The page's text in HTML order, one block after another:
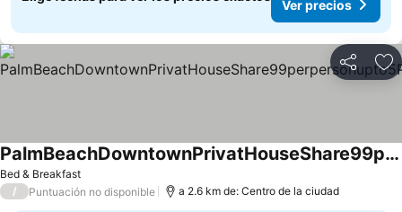
Ver precios
Compartir
Bed & Breakfast
PalmBeachDowntownPrivatHouseShare99perpersonupto5Party
/ Puntuación no disponible a 2.6 km de: Centro de la ciudad